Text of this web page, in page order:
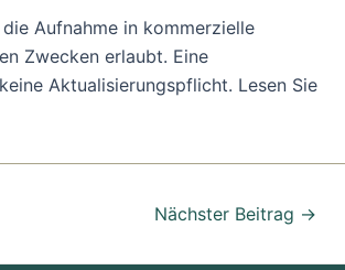
Aufnahme in kommerzielle
Zwecken erlaubt. Eine
Aktualisierungspflicht. Lesen Sie
Nächster Beitrag →